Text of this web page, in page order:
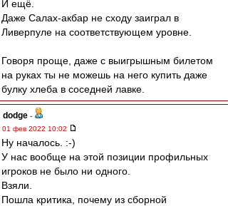
И ещё.
Даже Салах-акбар не сходу заиграл в
Ливерпуле на соответствующем уровне.
Говоря проще, даже с выигрышным билетом
на руках ты не можешь на него купить даже
булку хлеба в соседней лавке.
dodge -
01 фев 2022 10:02
Ну началось. :-)
У нас вообще на этой позиции профильных
игроков не было ни одного.
Взяли.
Пошла критика, почему из сборной